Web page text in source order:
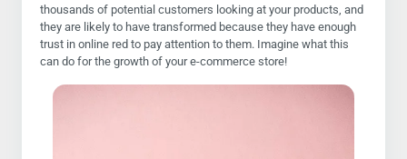
thousands of potential customers looking at your products, and
they are likely to have transformed because they have enough
trust in online red to pay attention to them. Imagine what this
can do for the growth of your e-commerce store!